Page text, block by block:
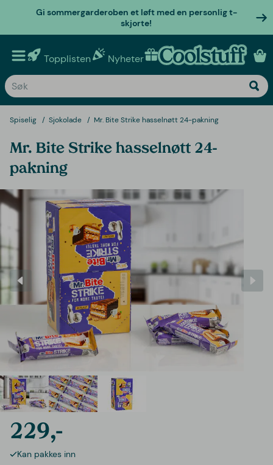
Gi sommergarderoben et løft med en personlig t-
skjorte!
Topplisten Nyheter Personlige gaver
Spiselig Sjokolade Mr. Bite Strike hasselnøtt 24-pakning
Mr. Bite Strike hasselnøtt 24-
pakning
229,-
Kan pakkes inn